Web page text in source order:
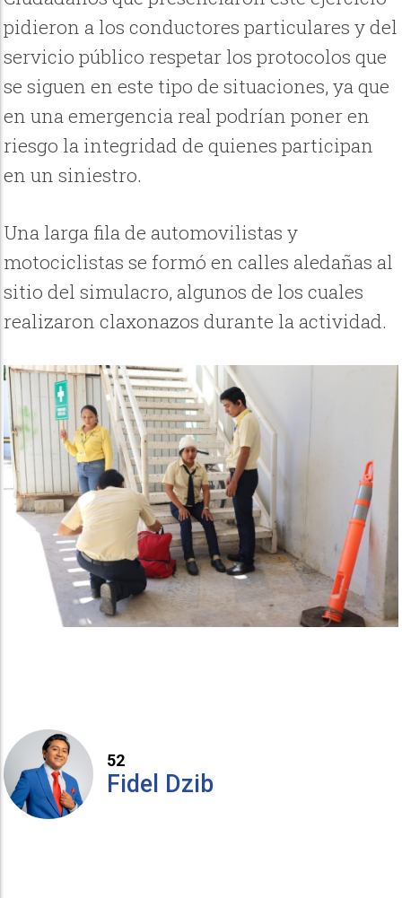
pidieron a los conductores particulares y del
servicio público respetar los protocolos que
se siguen en este tipo de situaciones, ya que
en una emergencia real podrían poner en
riesgo la integridad de quienes participan
en un siniestro.
Una larga fila de automovilistas y
motociclistas se formó en calles aledañas al
sitio del simulacro, algunos de los cuales
realizaron claxonazos durante la actividad.
52
Fidel Dzib